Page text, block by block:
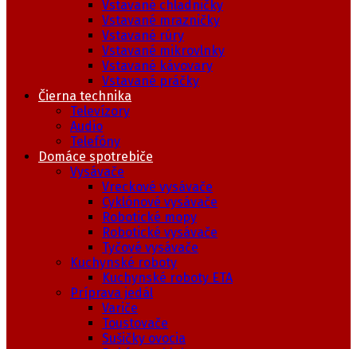
Vstavané chladničky
Vstavané mrazničky
Vstavané rúry
Vstavané mikrovlnky
Vstavané kávovary
Vstavané práčky
Čierna technika
Televízory
Audio
Telefóny
Domáce spotrebiče
Vysávače
Vreckové vysávače
Cyklónové vysávače
Robotické mopy
Robotické vysávače
Tyčové vysávače
Kuchynské roboty
Kuchynské roboty ETA
Príprava jedál
Variče
Toustovače
Sušičky ovocia